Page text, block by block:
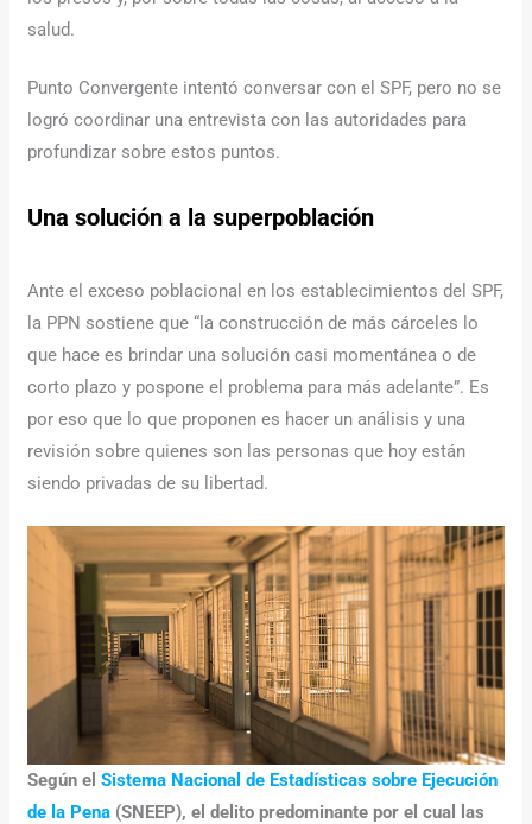
salud.
Punto Convergente intentó conversar con el SPF, pero no se
logró coordinar una entrevista con las autoridades para
profundizar sobre estos puntos.
Una solución a la superpoblación
Ante el exceso poblacional en los establecimientos del SPF,
la PPN sostiene que “la construcción de más cárceles lo
que hace es brindar una solución casi momentánea o de
corto plazo y pospone el problema para más adelante”. Es
por eso que lo que proponen es hacer un análisis y una
revisión sobre quienes son las personas que hoy están
siendo privadas de su libertad.
Según elSistema Nacional de Estadísticas sobre Ejecución
de la Pena (SNEEP), el delito predominante por el cual las